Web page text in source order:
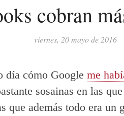
cobran
viernes, 20 mayo de 2016
día cómo Google me
sosainas en las
que además todo era un